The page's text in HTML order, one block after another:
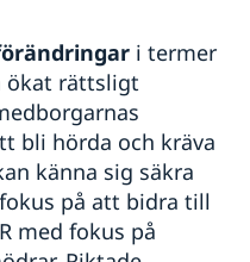
i termer
ökat rättsligt
bli hörda och kräva
känna sig säkra
på att bidra till
med fokus på